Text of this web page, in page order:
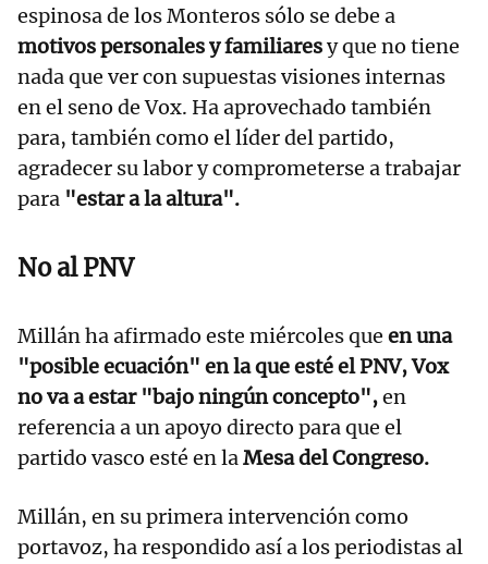
espinosa de los Monteros sólo se debe a
motivos personales y familiaresy que no tiene
nada que ver con supuestas visiones internas
en el seno de Vox. Ha aprovechado también
para, también como el líder del partido,
agradecer su labor y comprometerse a trabajar
para "estar a la altura".
No al PNV
Millán ha afirmado este miércoles que en una
"posible ecuación" en la que esté el PNV, Vox
no va a estar "bajo ningún concepto",en
referencia a un apoyo directo para que el
partido vasco esté en laMesa del Congreso.
Millán, en su primera intervención como
portavoz, ha respondido así a los periodistas al